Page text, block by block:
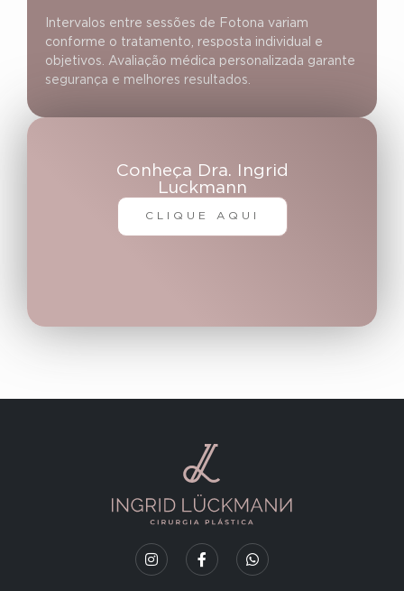
Intervalos entre sessões de Fotona variam
conforme o tratamento, resposta individual e
objetivos. Avaliação médica personalizada garante
segurança e melhores resultados.
Conheça Dra. Ingrid
Luckmann
CLIQUE AQUI